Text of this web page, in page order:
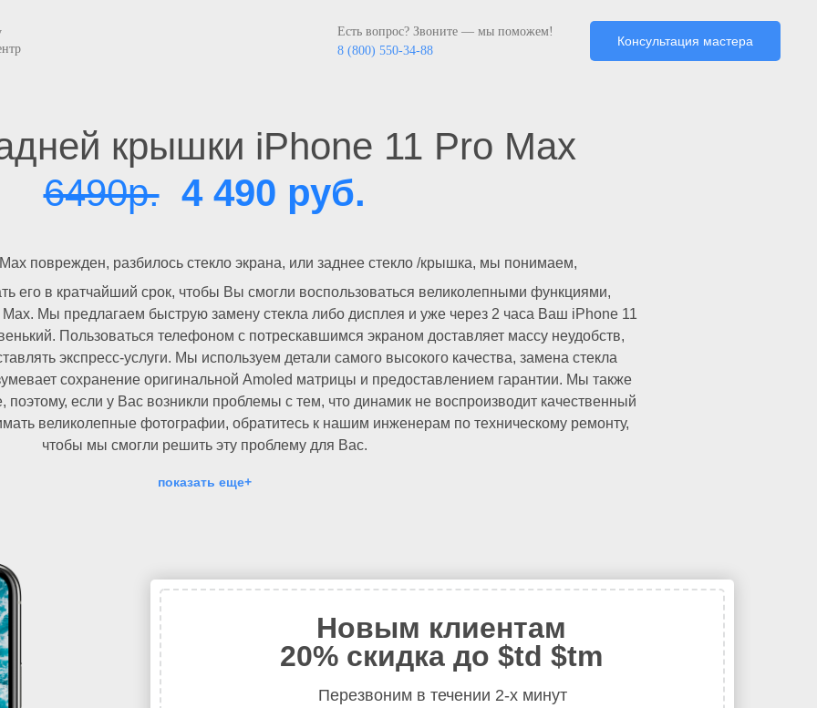
Есть вопрос? Звоните — мы поможем!
8 (800) 550-34-88
Консультация мастера
крышки iPhone 11 Pro Max
6490р. 4 490 руб.
поврежден, разбилось стекло экрана, или заднее стекло /крышка, мы понимаем,
его в кратчайший срок, чтобы Вы смогли воспользоваться великолепными функциями,
Мы предлагаем быструю замену стекла либо дисплея и уже через 2 часа Ваш iPhone 11
Пользоваться телефоном с потрескавшимся экраном доставляет массу неудобств,
экспресс-услуги. Мы используем детали самого высокого качества, замена стекла
сохранение оригинальной Amoled матрицы и предоставлением гарантии. Мы также
поэтому, если у Вас возникли проблемы с тем, что динамик не воспроизводит качественный
великолепные фотографии, обратитесь к нашим инженерам по техническому ремонту,
чтобы мы смогли решить эту проблему для Вас.
показать еще+
Перезвоним в течении 2-х минут
Новым клиентам
20% скидка до $td $tm